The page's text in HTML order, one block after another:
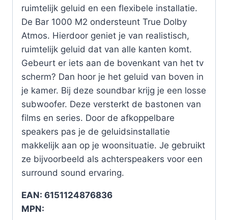
ruimtelijk geluid en een flexibele installatie.
De Bar 1000 M2 ondersteunt True Dolby
Atmos. Hierdoor geniet je van realistisch,
ruimtelijk geluid dat van alle kanten komt.
Gebeurt er iets aan de bovenkant van het tv
scherm? Dan hoor je het geluid van boven in
je kamer. Bij deze soundbar krijg je een losse
subwoofer. Deze versterkt de bastonen van
films en series. Door de afkoppelbare
speakers pas je de geluidsinstallatie
makkelijk aan op je woonsituatie. Je gebruikt
ze bijvoorbeeld als achterspeakers voor een
surround sound ervaring.
EAN: 6151124876836
MPN: